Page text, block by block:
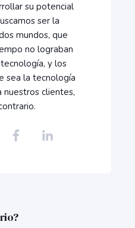
su potencial
ser la
mundos, que
no lograban
y los
sea la tecnología
nuestros clientes,